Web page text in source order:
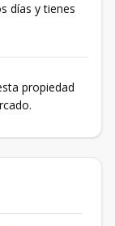
días y tienes
propiedad